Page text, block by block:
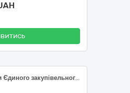
ДК 021:2015 за кодом Єдиного закупівельного словника (CPV) 09130000-9 – Нафта і дистиляти (автопаливо за талонами: бензин А-95-Євро5-Е10, дизельне паливо Євро5)